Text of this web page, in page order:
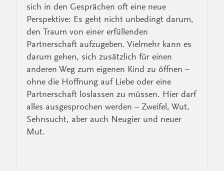
sich in den Gesprächen oft eine neue
Perspektive: Es geht nicht unbedingt darum,
den Traum von einer erfüllenden
Partnerschaft aufzugeben. Vielmehr kann es
darum gehen, sich zusätzlich für einen
anderen Weg zum eigenen Kind zu öffnen –
ohne die Hoffnung auf Liebe oder eine
Partnerschaft loslassen zu müssen. Hier darf
alles ausgesprochen werden – Zweifel, Wut,
Sehnsucht, aber auch Neugier und neuer
Mut.